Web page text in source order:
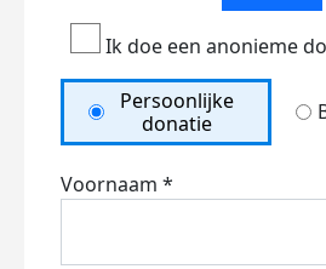
Ik doe een anonieme
Persoonlijke
donatie
Voornaam *